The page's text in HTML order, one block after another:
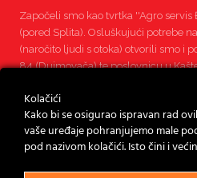
Započeli smo kao tvrtka ''Agro servis
(pored Splita). Osluškujući potrebe
(naročito ljudi s otoka) otvorili smo i
84 (Dujmovača) te poslovnicu u
Pročitajte više
Kolačići
Kako bi se osigurao ispravan rad
vaše uređaje pohranjujemo male
pod nazivom kolačići. Isto čini i